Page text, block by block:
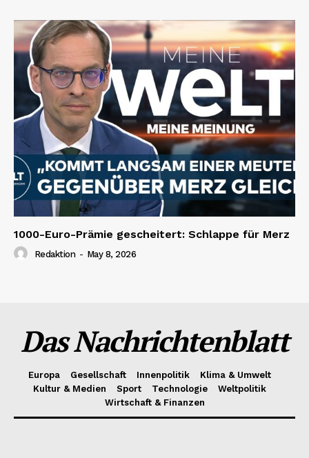
1000-Euro-Prämie gescheitert: Schlappe für Merz
Redaktion - May 8, 2026
Das Nachrichtenblatt
Europa Gesellschaft Innenpolitik
Klima & Umwelt
Kultur & Medien
Sport Technologie
Weltpolitik
Wirtschaft & Finanzen